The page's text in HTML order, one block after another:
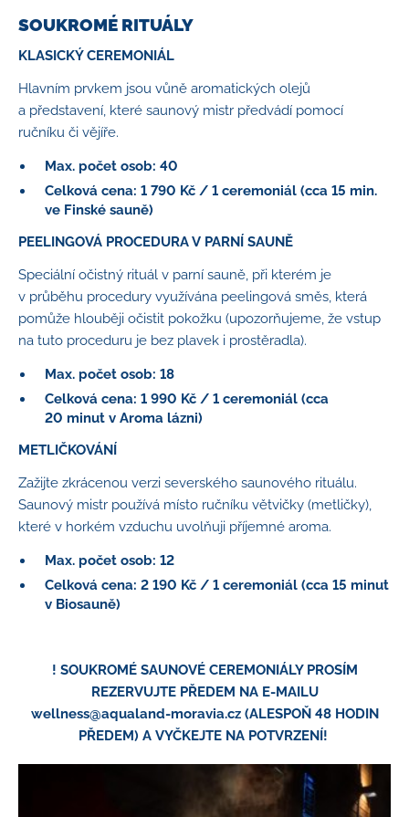
SOUKROMÉ RITUÁLY
KLASICKÝ CEREMONIÁL
Hlavním prvkem jsou vůně aromatických olejů
a představení, které saunový mistr předvádí pomocí
ručníku či vějíře.
Max. počet osob: 40
Celková cena: 1 790 Kč / 1 ceremoniál (cca 15 min.
ve Finské sauně)
PEELINGOVÁ PROCEDURA V PARNÍ SAUNĚ
Speciální očistný rituál v parní sauně, při kterém je
v průběhu procedury využívána peelingová směs, která
pomůže hlouběji očistit pokožku (upozorňujeme, že vstup
na tuto proceduru je bez plavek i prostěradla).
Max. počet osob: 18
Celková cena: 1 990 Kč / 1 ceremoniál (cca
20 minut v Aroma lázni)
METLIČKOVÁNÍ
Zažijte zkrácenou verzi severského saunového rituálu.
Saunový mistr používá místo ručníku větvičky (metličky),
které v horkém vzduchu uvolňuji příjemné aroma.
Max. počet osob: 12
Celková cena: 2 190 Kč / 1 ceremoniál (cca 15 minut
v Biosauně)
! SOUKROMÉ SAUNOVÉ CEREMONIÁLY PROSÍM
REZERVUJTE PŘEDEM NA E‑MAILU
wellness@aqualand‑moravia.cz (ALESPOŇ 48 HODIN
PŘEDEM) A VYČKEJTE NA POTVRZENÍ!